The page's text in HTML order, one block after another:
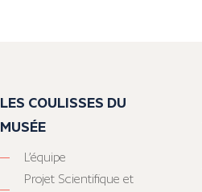
LES COULISSES DU
MUSÉE
L’équipe
Projet Scientifique et